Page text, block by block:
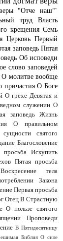
"Отче наш"`
труд Власть
крещения Семь
Церковь Первый
заповедь Пятая
Об исповеди
слово заповедей
О молитве вообще
причастия О Боге
О грехе Девятая и
служении О
заповедь Жизнь
О правильном
святого
Благословение
Искупить
Пятая просьба
Воскресение тела
Закона
Первая просьба
ОтецВ Страстную
О пользе святого
Проповеди
В Пятидесятницу
Библия О силе